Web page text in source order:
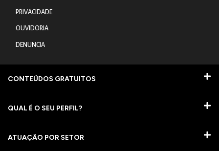
PRIVACIDADE
OUVIDORIA
DENUNCIA
CONTEÚDOS GRATUITOS
QUAL É O SEU PERFIL?
ATUAÇÃO POR SETOR